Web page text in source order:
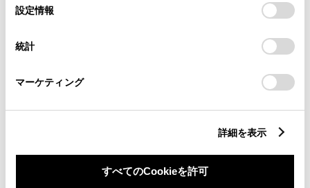
デバイスにすべてのCookie(クッキー)が保存されることに同
意したことになります。Cookie(クッキー)のオプトアウト、
設定の変更、同意を撤回したりするにあたっては、当社の
「Cookie（クッキー）情報の取り扱いについて
」をご覧くだ
設定情報
統計
マーケティング
詳細を表示
すべてのCookieを許可
：ｽﾏｰﾄｷ-